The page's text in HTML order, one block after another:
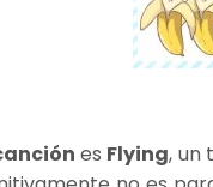
es Flying, un